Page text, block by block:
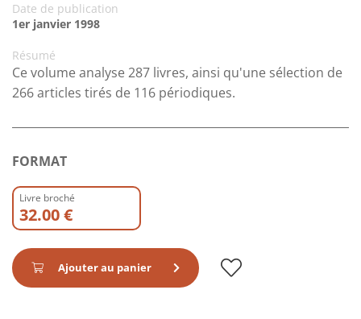
Date de publication
1er janvier 1998
Résumé
Ce volume analyse 287 livres, ainsi qu'une sélection de
266 articles tirés de 116 périodiques.
FORMAT
Livre broché
32.00 €
Ajouter au panier